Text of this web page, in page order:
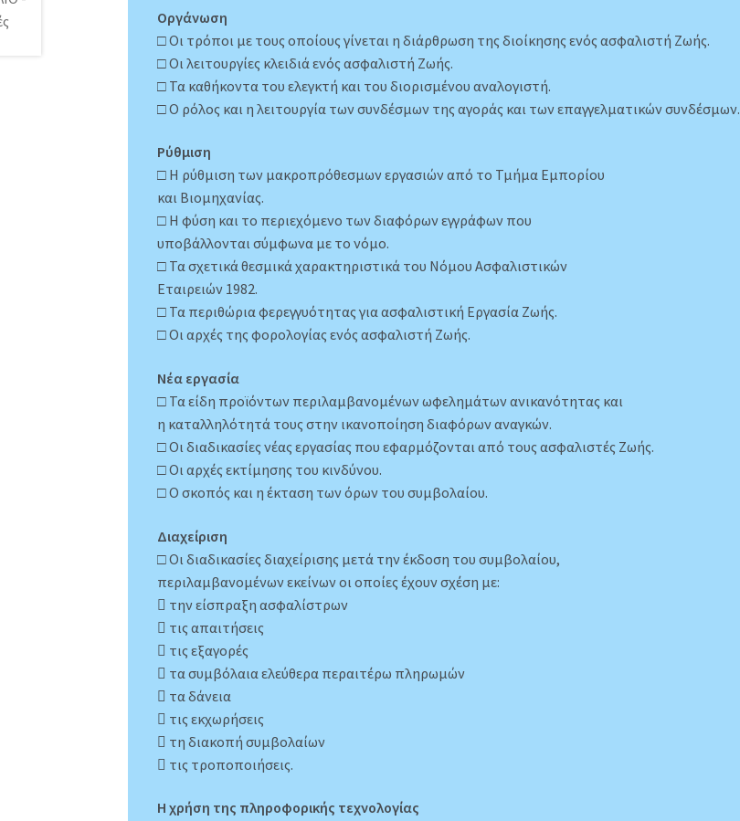
Οργάνωση
□ Οι τρόποι με τους οποίους γίνεται η διάρθρωση της διοίκησης ενός ασφαλιστή Ζωής.
□ Οι λειτουργίες κλειδιά ενός ασφαλιστή Ζωής.
□ Τα καθήκοντα του ελεγκτή και του διορισμένου αναλογιστή.
□ Ο ρόλος και η λειτουργία των συνδέσμων της αγοράς και των επαγγελματικών συνδέσμων.
Ρύθμιση
□ Η ρύθμιση των μακροπρόθεσμων εργασιών από το Τμήμα Εμπορίου
και Βιομηχανίας.
□ Η φύση και το περιεχόμενο των διαφόρων εγγράφων που
υποβάλλονται σύμφωνα με το νόμο.
□ Τα σχετικά θεσμικά χαρακτηριστικά του Νόμου Ασφαλιστικών
Εταιρειών 1982.
□ Τα περιθώρια φερεγγυότητας για ασφαλιστική Εργασία Ζωής.
□ Οι αρχές της φορολογίας ενός ασφαλιστή Ζωής.
Νέα εργασία
□ Τα είδη προϊόντων περιλαμβανομένων ωφελημάτων ανικανότητας και
η καταλληλότητά τους στην ικανοποίηση διαφόρων αναγκών.
□ Οι διαδικασίες νέας εργασίας που εφαρμόζονται από τους ασφαλιστές Ζωής.
□ Οι αρχές εκτίμησης του κινδύνου.
□ Ο σκοπός και η έκταση των όρων του συμβολαίου.
Διαχείριση
□ Οι διαδικασίες διαχείρισης μετά την έκδοση του συμβολαίου,
περιλαμβανομένων εκείνων οι οποίες έχουν σχέση με:
 την είσπραξη ασφαλίστρων
 τις απαιτήσεις
 τις εξαγορές
 τα συμβόλαια ελεύθερα περαιτέρω πληρωμών
 τα δάνεια
 τις εκχωρήσεις
 τη διακοπή συμβολαίων
 τις τροποποιήσεις.
Η χρήση της πληροφορικής τεχνολογίας